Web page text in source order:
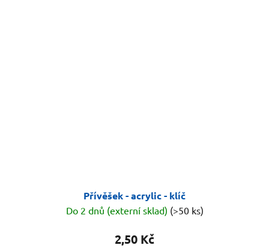
Přívěšek - acrylic - klíč
Do 2 dnů (externí sklad) (>50 ks)
2,50 Kč